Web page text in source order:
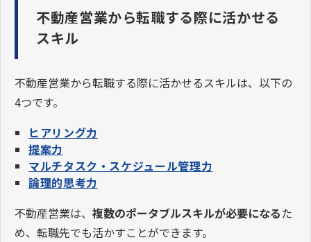
不動産営業から転職する際に活かせる
スキル
不動産営業から転職する際に活かせるスキルは、以下の
4つです。
ヒアリング力
提案力
マルチタスク・スケジュール管理力
論理的思考力
不動産営業は、 複数のポータブルスキルが必要になるた
め、転職先でも活かすことができます。